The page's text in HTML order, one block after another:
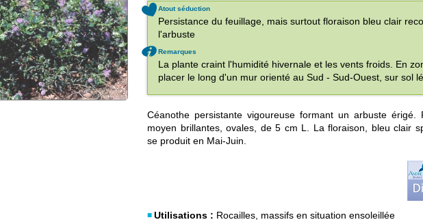
Atout séduction
Persistance du feuillage, mais surtout floraison bleu clair
l'arbuste
Remarques
La plante craint l'humidité hivernale et les vents froids. En
placer le long d'un mur orienté au Sud - Sud-Ouest, sur sol
Céanothe persistante vigoureuse formant un arbuste érigé.
moyen brillantes, ovales, de 5 cm L. La floraison, bleu clair
se produit en Mai-Juin.
Utilisations : Rocailles, massifs en situation ensoleillée